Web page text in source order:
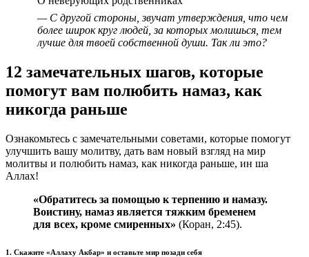
— С другой стороны, звучат утверждения, что чем
более широк круг людей, за которых молишься, тем
лучше для твоей собственной души. Так ли это?
12 замечательных шагов, которые
помогут вам полюбить намаз, как
никогда раньше
Ознакомьтесь с замечательными советами, которые помогут
улучшить вашу молитву, дать вам новый взгляд на мир
молитвы и полюбить намаз, как никогда раньше, ин ша
Аллах!
«Обратитесь за помощью к терпению и намазу.
Воистину, намаз является тяжким бременем
для всех, кроме смиренных» (Коран, 2:45).
1. Скажите «Аллаху Акбар» и оставьте мир позади себя